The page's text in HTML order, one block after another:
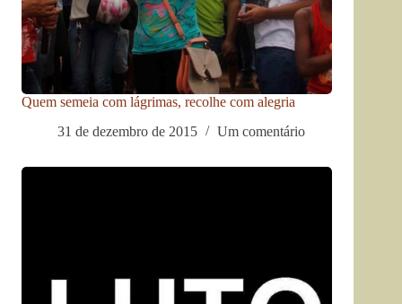
Quem semeia com lágrimas, recolhe com alegria
31 de dezembro de 2015
Um comentário